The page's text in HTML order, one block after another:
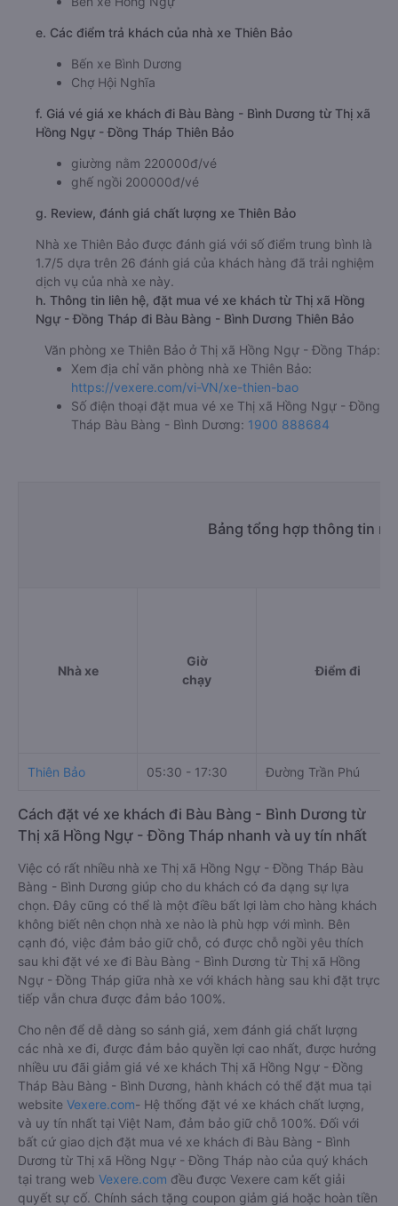
e. Các điểm trả khách của nhà xe Thiên Bảo
Bến xe Bình Dương
Chợ Hội Nghĩa
f. Giá vé giá xe khách đi Bàu Bàng - Bình Dương từ Thị xã
Hồng Ngự - Đồng Tháp Thiên Bảo
giường nằm 220000đ/vé
ghế ngồi 200000đ/vé
g. Review, đánh giá chất lượng xe Thiên Bảo
Nhà xe Thiên Bảo được đánh giá với số điểm trung bình là
1.7/5 dựa trên 26 đánh giá của khách hàng đã trải nghiệm
dịch vụ của nhà xe này.
h. Thông tin liên hệ, đặt mua vé xe khách từ Thị xã Hồng
Ngự - Đồng Tháp đi Bàu Bàng - Bình Dương Thiên Bảo
Văn phòng xe Thiên Bảo ở Thị xã Hồng Ngự - Đồng Tháp:
Xem địa chỉ văn phòng nhà xe Thiên Bảo:
https://vexere.com/vi-VN/xe-thien-bao
Số điện thoại đặt mua vé xe Thị xã Hồng Ngự - Đồng
Tháp Bàu Bàng - Bình Dương: 1900 888684
Bảng tổng hợp thông tin
Nhà xe
Giờ
chạy
Điểm đi
Thiên Bảo 05:30 - 17:30 Đường Trần Phú
Cách đặt vé xe khách đi Bàu Bàng - Bình Dương từ
Thị xã Hồng Ngự - Đồng Tháp nhanh và uy tín nhất
Việc có rất nhiều nhà xe Thị xã Hồng Ngự - Đồng Tháp Bàu
Bàng - Bình Dương giúp cho du khách có đa dạng sự lựa
chọn. Đây cũng có thể là một điều bất lợi làm cho hàng khách
không biết nên chọn nhà xe nào là phù hợp với mình. Bên
cạnh đó, việc đảm bảo giữ chỗ, có được chỗ ngồi yêu thích
sau khi đặt vé xe đi Bàu Bàng - Bình Dương từ Thị xã Hồng
Ngự - Đồng Tháp giữa nhà xe với khách hàng sau khi đặt trực
tiếp vẫn chưa được đảm bảo 100%.
Cho nên để dễ dàng so sánh giá, xem đánh giá chất lượng
các nhà xe đi, được đảm bảo quyền lợi cao nhất, được hưởng
nhiều ưu đãi giảm giá vé xe khách Thị xã Hồng Ngự - Đồng
Tháp Bàu Bàng - Bình Dương, hành khách có thể đặt mua tại
website Vexere.com- Hệ thống đặt vé xe khách chất lượng,
và uy tín nhất tại Việt Nam, đảm bảo giữ chỗ 100%. Đối với
bất cứ giao dịch đặt mua vé xe khách đi Bàu Bàng - Bình
Dương từ Thị xã Hồng Ngự - Đồng Tháp nào của quý khách
tại trang web Vexere.com đều được Vexere cam kết giải
quyết sự cố. Chính sách tặng coupon giảm giá hoặc hoàn tiền